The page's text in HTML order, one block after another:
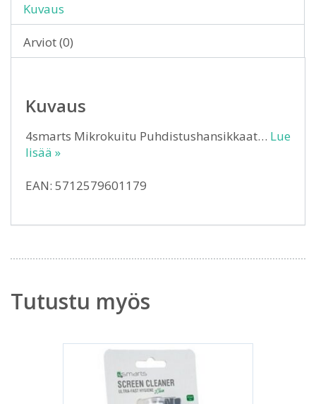
Kuvaus
Arviot (0)
Kuvaus
4smarts Mikrokuitu Puhdistushansikkaat… Lue
lisää »
EAN: 5712579601179
Tutustu myös